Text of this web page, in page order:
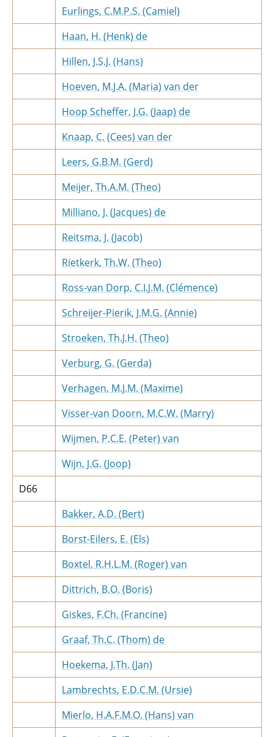
Eurlings, C.M.P.S. (Camiel)
Haan, H. (Henk) de
Hillen, J.S.J. (Hans)
Hoeven, M.J.A. (Maria) van der
Hoop Scheffer, J.G. (Jaap) de
Knaap, C. (Cees) van der
Leers, G.B.M. (Gerd)
Meijer, Th.A.M. (Theo)
Milliano, J. (Jacques) de
Reitsma, J. (Jacob)
Rietkerk, Th.W. (Theo)
Ross-van Dorp, C.I.J.M. (Clémence)
Schreijer-Pierik, J.M.G. (Annie)
Stroeken, Th.J.H. (Theo)
Verburg, G. (Gerda)
Verhagen, M.J.M. (Maxime)
Visser-van Doorn, M.C.W. (Marry)
Wijmen, P.C.E. (Peter) van
Wijn, J.G. (Joop)
D66
Bakker, A.D. (Bert)
Borst-Eilers, E. (Els)
Boxtel, R.H.L.M. (Roger) van
Dittrich, B.O. (Boris)
Giskes, F.Ch. (Francine)
Graaf, Th.C. (Thom) de
Hoekema, J.Th. (Jan)
Lambrechts, E.D.C.M. (Ursie)
Mierlo, H.A.F.M.O. (Hans) van